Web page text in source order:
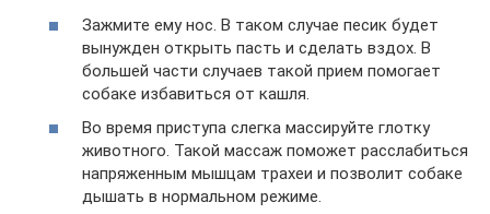
Зажмите ему нос. В таком случае песик будет
вынужден открыть пасть и сделать вздох. В
большей части случаев такой прием помогает
собаке избавиться от кашля.
Во время приступа слегка массируйте глотку
животного. Такой массаж поможет расслабиться
напряженным мышцам трахеи и позволит собаке
дышать в нормальном режиме.